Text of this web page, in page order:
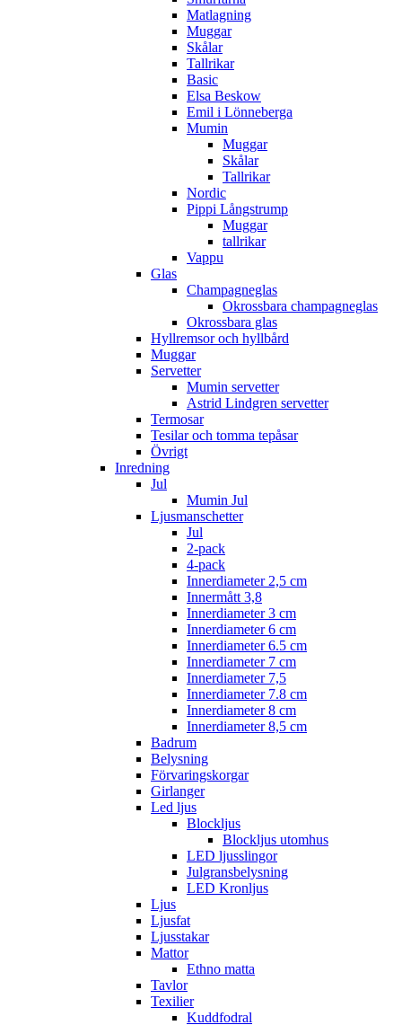
Matlagning
Muggar
Skålar
Tallrikar
Basic
Elsa Beskow
Emil i Lönneberga
Mumin
Muggar
Skålar
Tallrikar
Nordic
Pippi Långstrump
Muggar
tallrikar
Vappu
Glas
Champagneglas
Okrossbara champagneglas
Okrossbara glas
Hyllremsor och hyllbård
Muggar
Servetter
Mumin servetter
Astrid Lindgren servetter
Termosar
Tesilar och tomma tepåsar
Övrigt
Inredning
Jul
Mumin Jul
Ljusmanschetter
Jul
2-pack
4-pack
Innerdiameter 2,5 cm
Innermått 3,8
Innerdiameter 3 cm
Innerdiameter 6 cm
Innerdiameter 6.5 cm
Innerdiameter 7 cm
Innerdiameter 7,5
Innerdiameter 7.8 cm
Innerdiameter 8 cm
Innerdiameter 8,5 cm
Badrum
Belysning
Förvaringskorgar
Girlanger
Led ljus
Blockljus
Blockljus utomhus
LED ljusslingor
Julgransbelysning
LED Kronljus
Ljus
Ljusfat
Ljusstakar
Mattor
Ethno matta
Tavlor
Texilier
Kuddfodral